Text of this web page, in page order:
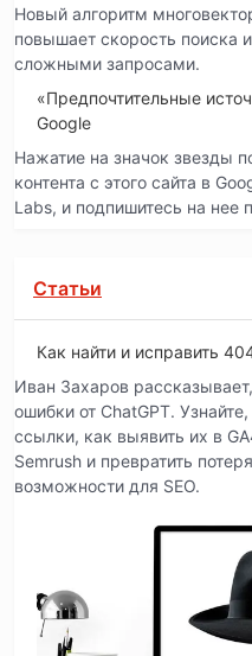
Новый алгоритм
повышает скорость поиска
сложными запросами.
«Предпочтительные
Google
Нажатие на значок звезды
контента с этого сайта в
Labs, и подпишитесь на нее
Статьи
Как найти и исправить
Иван Захаров
ошибки от ChatGPT.
ссылки, как выявить их в
Semrush и превратить
возможности для SEO.